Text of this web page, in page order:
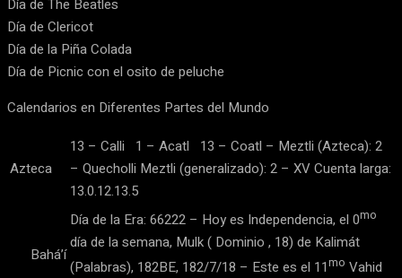
Día de The Beatles
Día de Clericot
Día de la Piña Colada
Día de Picnic con el osito de peluche
Calendarios en Diferentes Partes del Mundo
Azteca
13 – Calli 1 – Acatl 13 – Coatl – Meztli (Azteca): 2
– Quecholli Meztli (generalizado): 2 – XV Cuenta larga:
13.0.12.13.5
Bahá’í
Día de la Era: 66222 – Hoy es Independencia, el 0mo
día de la semana, Mulk ( Dominio , 18) de Kalimát
(Palabras), 182BE, 182/7/18 – Este es el 11mo Vahid